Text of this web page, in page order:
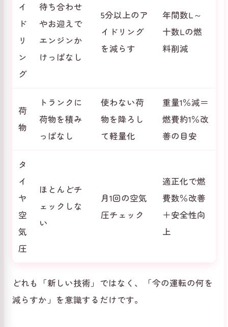
イ
ド
リ
ン
グ
待ち合わせ
やお迎えで
エンジンか
けっぱなし
5分以上のア
イドリング
を減らす
年間数L～
十数Lの燃
料削減
荷
物
トランクに
荷物を積み
っぱなし
使わない荷
物を降ろし
て軽量化
重量1％減＝
燃費約1％改
善の目安
タ
イ
ヤ
空
気
圧
ほとんどチ
ェックしな
い
月1回の空気
圧チェック
適正化で燃
費数％改善
＋安全性向
上
どれも「新しい技術」ではなく、「今の運転の何を
減らすか」を意識するだけです。